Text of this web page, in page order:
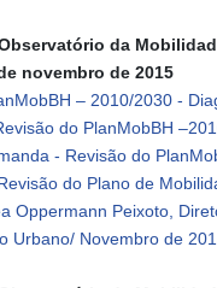
da
novembro de 2015
– 2010/2030 -
do PlanMobBH
- Revisão do
do Plano de
Oppermann Peixoto,
Urbano/ Novembro de